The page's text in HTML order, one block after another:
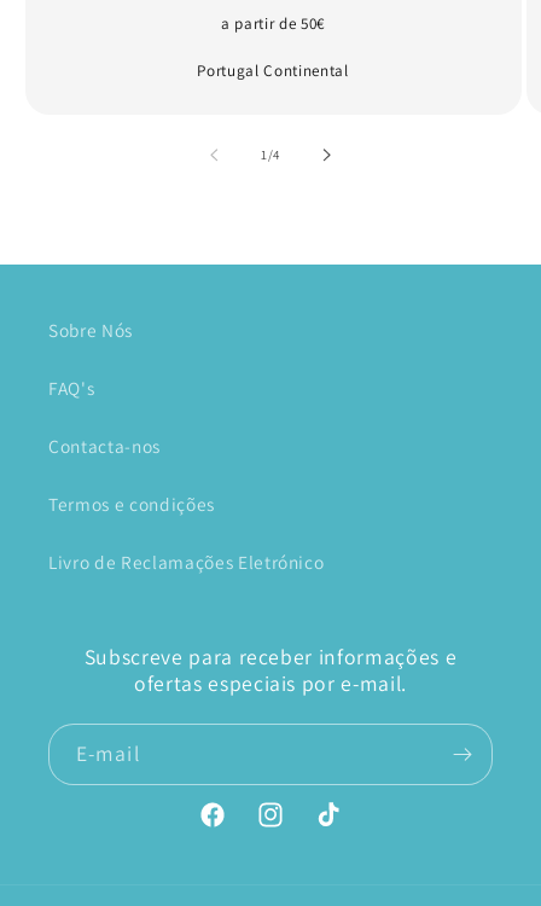
a partir de 50€
Portugal Continental
1/de
4
Sobre Nós
FAQ's
Contacta-nos
Termos e condições
Livro de Reclamações Eletrónico
Subscreve para receber informações e
ofertas especiais por e-mail.
E-mail
FacebookInstagramTikTok